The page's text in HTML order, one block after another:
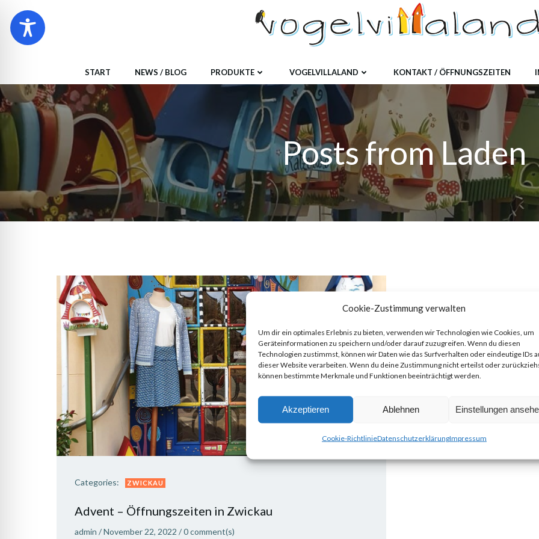
Cookie-Zustimmung verwalten
Um dir ein optimales Erlebnis zu bieten, verwenden wir Technologien wie Cookies, um
Geräteinformationen zu speichern und/oder darauf zuzugreifen. Wenn du diesen
Technologien zustimmst, können wir Daten wie das Surfverhalten oder eindeutige IDs
dieser Website verarbeiten. Wenn du deine Zustimmung nicht erteilst oder
können bestimmte Merkmale und Funktionen beeinträchtigt werden.
Akzeptieren Ablehnen Einstellungen
Cookie-RichtlinieDatenschutzerklärungImpressum
Inhalt
springen
START NEWS / BLOG PRODUKTE VOGELVILLALAND KONTAKT / ÖFFNUNGSZEITEN
Posts from Laden
Categories: ZWICKAU
Advent – Öffnungszeiten in Zwickau
admin /November 22, 2022 /0comment(s)